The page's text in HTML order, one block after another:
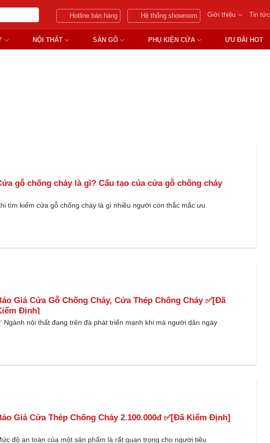
Hotline bán hàng Hệ thống showroom Giới thiệu Tin tức
NỘI THẤT SÀN GỖ PHỤ KIỆN CỬA ƯU ĐÃI HOT
gỗ chống cháy là gì? Cấu tạo của cửa gỗ chống cháy
tìm kiếm cửa gỗ chống cháy là gì nhiều người còn thắc mắc ưu
Giá Cửa Gỗ Chống Cháy, Cửa Thép Chống Cháy ✅[Đã
Định]
Ngành nội thất đang trên đà phát triển mạnh khi mà người dân ngày
Giá Cửa Thép Chống Cháy 2.100.000đ ✅[Đã Kiểm Định]
độ an toàn của một sản phẩm là rất quan trọng cho người tiêu